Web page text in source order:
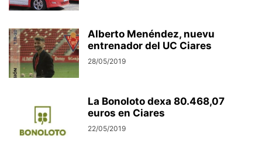
Alberto Menéndez, nuevu
entrenador del UC Ciares
28/05/2019
La Bonoloto dexa 80.468,07
euros en Ciares
22/05/2019